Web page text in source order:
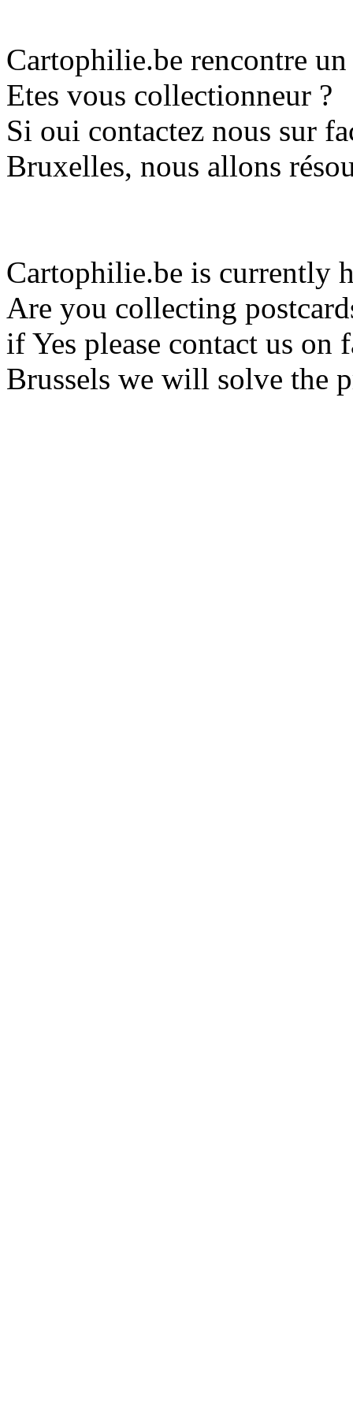
Cartophilie.be rencontre
Etes vous collectionneur ?
Si oui contactez nous sur
Bruxelles, nous allons
Cartophilie.be is currently
Are you collecting
if Yes please contact us
Brussels we will solve the